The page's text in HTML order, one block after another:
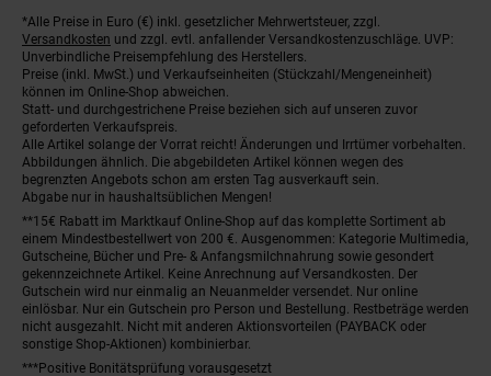
Fußnoten
*Alle Preise in Euro (€) inkl. gesetzlicher Mehrwertsteuer, zzgl.
Versandkosten und zzgl. evtl. anfallender Versandkostenzuschläge. UVP:
Unverbindliche Preisempfehlung des Herstellers.
Preise (inkl. MwSt.) und Verkaufseinheiten (Stückzahl/Mengeneinheit)
können im Online-Shop abweichen.
Statt- und durchgestrichene Preise beziehen sich auf unseren zuvor
geforderten Verkaufspreis.
Alle Artikel solange der Vorrat reicht! Änderungen und Irrtümer vorbehalten.
Abbildungen ähnlich. Die abgebildeten Artikel können wegen des
begrenzten Angebots schon am ersten Tag ausverkauft sein.
Abgabe nur in haushaltsüblichen Mengen!
**15€ Rabatt im Marktkauf Online-Shop auf das komplette Sortiment ab
einem Mindestbestellwert von 200 €. Ausgenommen: Kategorie Multimedia,
Gutscheine, Bücher und Pre- & Anfangsmilchnahrung sowie gesondert
gekennzeichnete Artikel. Keine Anrechnung auf Versandkosten. Der
Gutschein wird nur einmalig an Neuanmelder versendet. Nur online
einlösbar. Nur ein Gutschein pro Person und Bestellung. Restbeträge werden
nicht ausgezahlt. Nicht mit anderen Aktionsvorteilen (PAYBACK oder
sonstige Shop-Aktionen) kombinierbar.
***Positive Bonitätsprüfung vorausgesetzt